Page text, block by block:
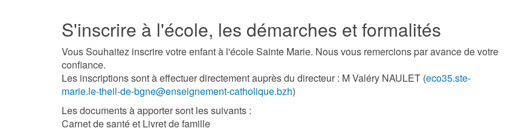
S'inscrire à l'école, les démarches et formalités
Vous Souhaitez inscrire votre enfant à l'école Sainte Marie. Nous vous remercions par avance de votre
confiance.
Les inscriptions sont à effectuer directement auprès du directeur : M Valéry NAULET (eco35.ste-
marie.le-theil-de-bgne@enseignement-catholique.bzh)
Les documents à apporter sont les suivants :
Carnet de santé et Livret de famille